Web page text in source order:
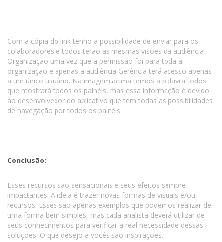
Com a cópia do link tenho a possibilidade de enviar para os
colaboradores e todos terão as mesmas visões da audiência
Organização uma vez que a permissão foi para toda a
organização e apenas a audiência Gerência terá acesso apenas
a um único usuário. Na imagem acima temos a palavra todos
que mostrará todos os painéis, mas essa informação é devido
ao desenvolvedor do aplicativo que tem todas as possibilidades
de navegação por todos os painéis
Conclusão:
Esses recursos são sensacionais e seus efeitos sempre
impactantes. A ideia é trazer novas formas de visuais e/ou
recursos. Esses são apenas exemplos que podemos realizar de
uma forma bem simples, mas cada analista deverá utilizar de
seus conhecimentos para verificar a real necessidade dessas
soluções. O que desejo a vocês são inspirações.